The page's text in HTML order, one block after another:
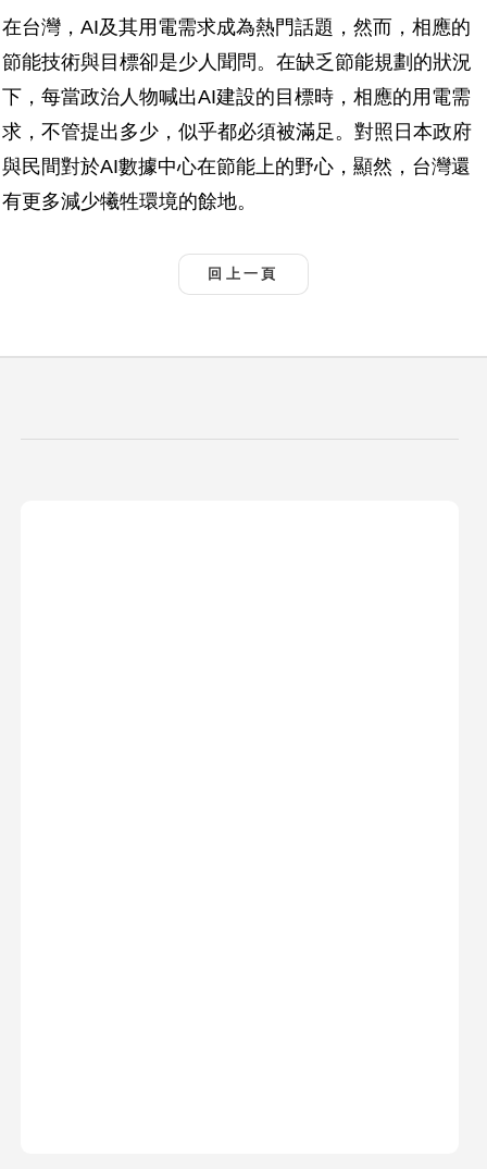
在台灣，AI及其用電需求成為熱門話題，然而，相應的
節能技術與目標卻是少人聞問。在缺乏節能規劃的狀況
下，每當政治人物喊出AI建設的目標時，相應的用電需
求，不管提出多少，似乎都必須被滿足。對照日本政府
與民間對於AI數據中心在節能上的野心，顯然，台灣還
有更多減少犧牲環境的餘地。